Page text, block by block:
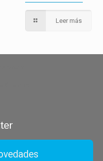
Leer más